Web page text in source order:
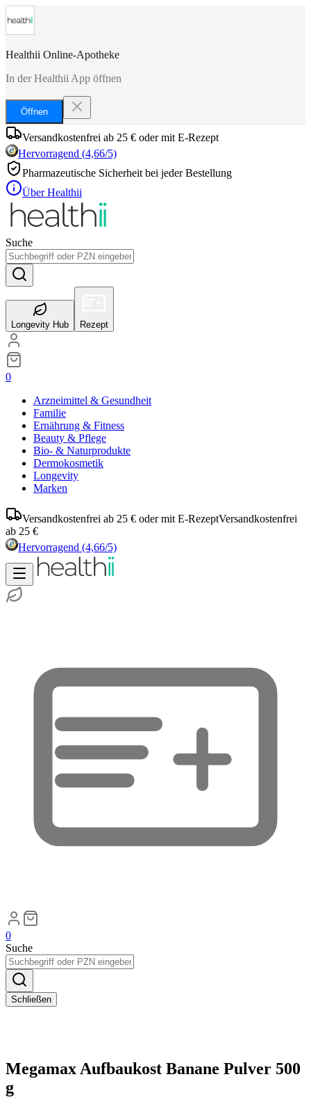
Healthii Online-Apotheke
In der Healthii App öffnen
Öffnen
Versandkostenfrei ab 25 € oder mit E-Rezept
Hervorragend (4,66/5)
Pharmazeutische Sicherheit bei jeder Bestellung
Über Healthii
Suche
Longevity Hub Rezept
0
Arzneimittel & Gesundheit
Familie
Ernährung & Fitness
Beauty & Pflege
Bio- & Naturprodukte
Dermokosmetik
Longevity
Marken
Versandkostenfrei ab 25 € oder mit E-RezeptVersandkostenfrei
ab 25 €
Hervorragend (4,66/5)
0
Suche
Schließen
Megamax Aufbaukost Banane Pulver 500
g